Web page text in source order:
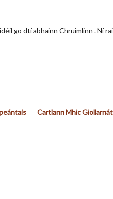
go dtí abhainn Chruimlinn . Ní
Cartlann Mhic